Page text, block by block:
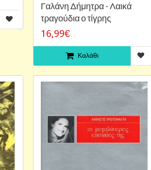
Γαλάνη Δήμητρα - Λαικά
τραγούδια ο τίγρης
16,99€
Καλάθι